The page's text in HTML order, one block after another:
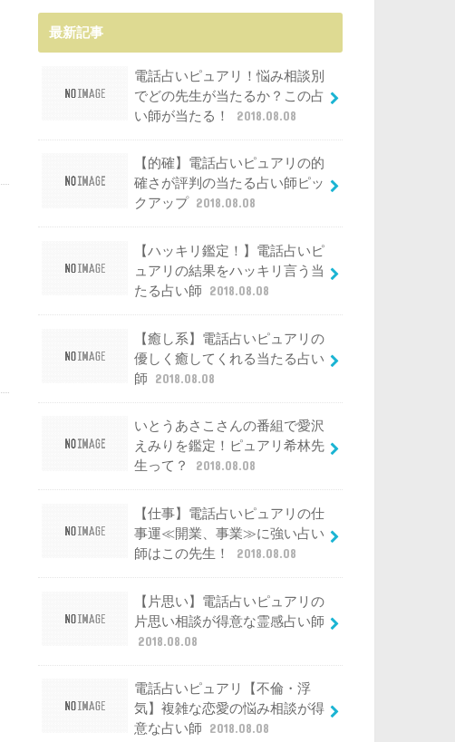
最新記事
電話占いピュアリ！悩み相談別
でどの先生が当たるか？この占
い師が当たる！
2018.08.08
【的確】電話占いピュアリの的
確さが評判の当たる占い師ピッ
クアップ 2018.08.08
【ハッキリ鑑定！】電話占いピ
ュアリの結果をハッキリ言う当
たる占い師
2018.08.08
【癒し系】電話占いピュアリの
優しく癒してくれる当たる占い
師
2018.08.08
いとうあさこさんの番組で愛沢
えみりを鑑定！ピュアリ希林先
生って？
2018.08.08
【仕事】電話占いピュアリの仕
事運≪開業、事業≫に強い占い
師はこの先生！
2018.08.08
【片思い】電話占いピュアリの
片思い相談が得意な霊感占い師
2018.08.08
電話占いピュアリ【不倫・浮
気】複雑な恋愛の悩み相談が得
意な占い師
2018.08.08